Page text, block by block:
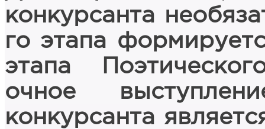
конкурсанта
го этапа
этапа
очное
конкурсанта